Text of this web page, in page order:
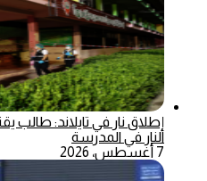
إطلاق نار في تايلاند: طالب
النار في المدرسة
7 أغسطس، 2026